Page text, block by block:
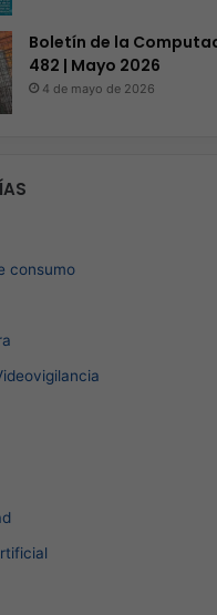
Boletín de la
482 | Mayo 2026
4 de mayo de 2026
consumo